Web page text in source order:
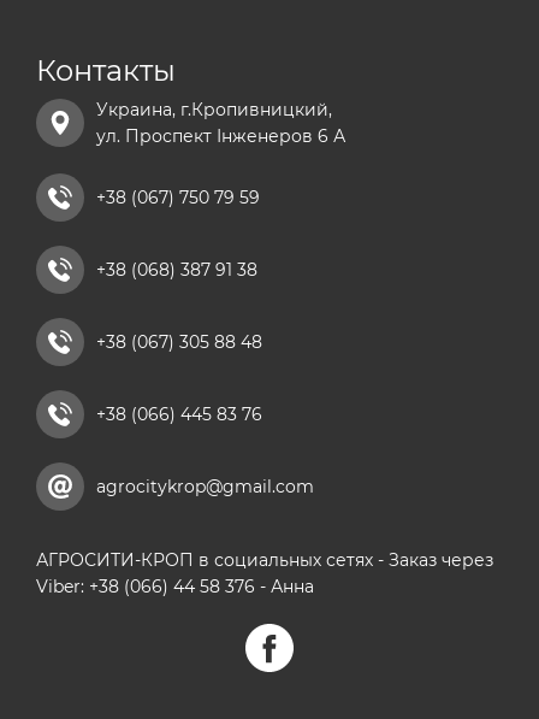
Контакты
Украина, г.Кропивницкий,
ул. Проспект Інженеров 6 А
+38 (067) 750 79 59
+38 (068) 387 91 38
+38 (067) 305 88 48
+38 (066) 445 83 76
agrocitykrop@gmail.com
АГРОСИТИ-КРОП в социальных сетях - Заказ через
Viber: +38 (066) 44 58 376 - Анна